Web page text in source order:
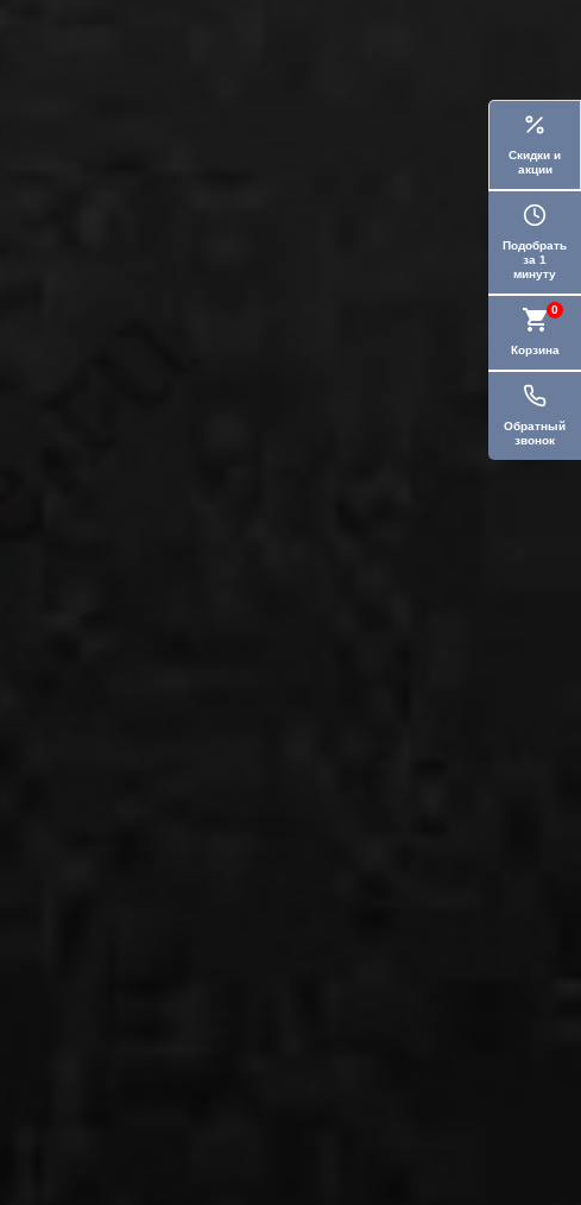
Скидки и
акции
Подобрать
за 1
минуту
Корзина
0
Обратный
звонок